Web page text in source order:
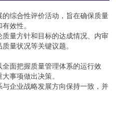
综合性评价活动，旨在确保质量
效性。
量方针和目标的达成情况、内审
量状况等关键议题。
面把握质量管理体系的运行效
事项做出决策。
企业战略发展方向保持一致，并